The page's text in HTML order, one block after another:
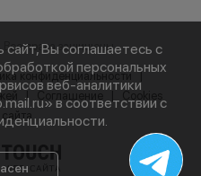
Все права защищены.
конфиденциальности
Вы соглашаетесь с
персональных
веб-аналитики
в соответствии с
.